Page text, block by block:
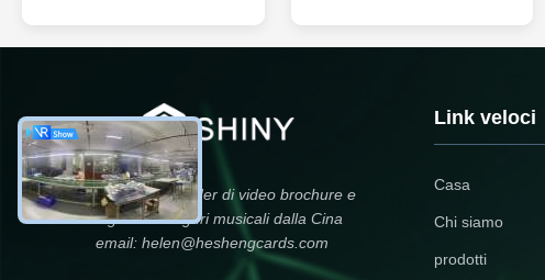
spessore 2 mm/3 mm.
Personalizzabile con messaggi
(50-70 g) e include busta.
ricordi preziosi con eccezionale
chiarezza e comodità.Questa
con angoli di visione ampi e ricchi,
Produttore leader di video brochure e
biglietti di auguri musicali dalla Cina
email: helen@heshengcards.com
Link veloci
Casa
Chi siamo
prodotti